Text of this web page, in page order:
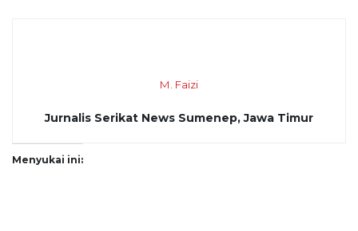
M. Faizi
Jurnalis Serikat News Sumenep, Jawa Timur
Menyukai ini: